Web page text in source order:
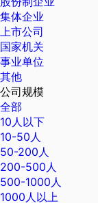
集体企业
上市公司
国家机关
事业单位
其他
公司规模
全部
10人以下
10-50人
50-200人
200-500人
500-1000人
1000人以上